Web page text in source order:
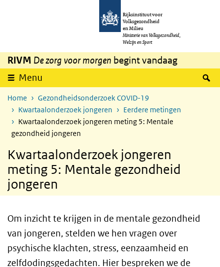
Overslaan en naar de inhoud gaan
Rijksinstituut voor
Volksgezondheid
en Milieu
Ministerie van Volksgezondheid,
Welzijn en Sport
RIVM De zorg voor morgen begint vandaag
Menu
Home
Gezondheidsonderzoek COVID-19
Kwartaalonderzoek jongeren
Eerdere metingen
Kwartaalonderzoek jongeren meting 5: Mentale
gezondheid jongeren
Kwartaalonderzoek jongeren
meting 5: Mentale gezondheid
jongeren
Om inzicht te krijgen in de mentale gezondheid
van jongeren, stelden we hen vragen over
psychische klachten, stress, eenzaamheid en
zelfdodingsgedachten. Hier bespreken we de